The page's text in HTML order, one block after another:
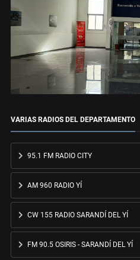
VARIAS RADIOS DEL DEPARTAMENTO
95.1 FM RADIO CITY
AM 960 RADIO YÍ
CW 155 RADIO SARANDÍ DEL YÍ
FM 90.5 OSIRIS - SARANDÍ DEL YÍ